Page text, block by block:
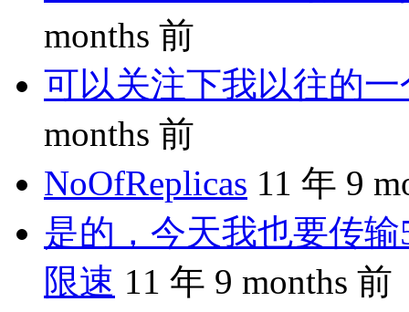
months 前
可以关注下我以往的
months 前
NoOfReplicas 11 年 9
是的，今天我也要传
限速 11 年 9 months 前